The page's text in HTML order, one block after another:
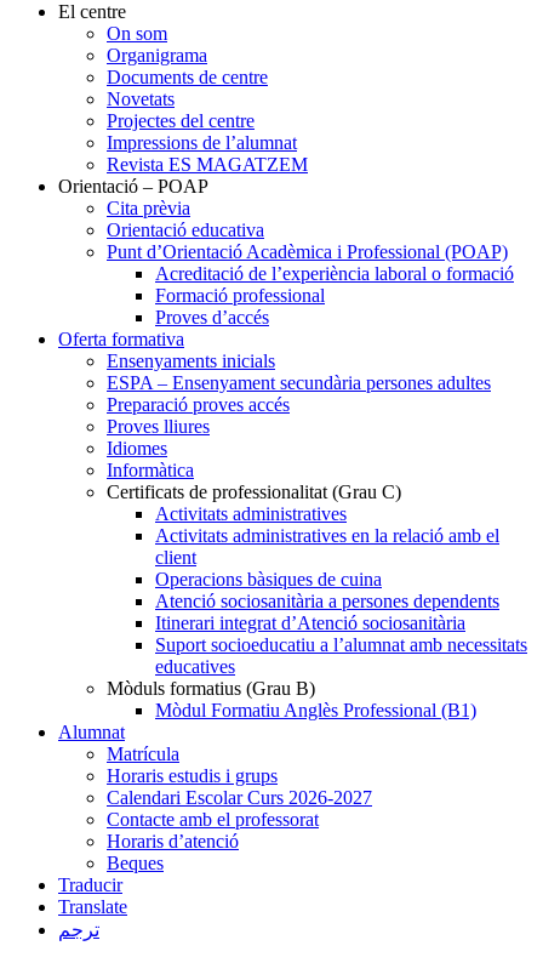
El centre
On som
Organigrama
Documents de centre
Novetats
Projectes del centre
Impressions de l’alumnat
Revista ES MAGATZEM
Orientació – POAP
Cita prèvia
Orientació educativa
Punt d’Orientació Acadèmica i Professional (POAP)
Acreditació de l’experiència laboral o formació
Formació professional
Proves d’accés
Oferta formativa
Ensenyaments inicials
ESPA – Ensenyament secundària persones adultes
Preparació proves accés
Proves lliures
Idiomes
Informàtica
Certificats de professionalitat (Grau C)
Activitats administratives
Activitats administratives en la relació amb el
client
Operacions bàsiques de cuina
Atenció sociosanitària a persones dependents
Itinerari integrat d’Atenció sociosanitària
Suport socioeducatiu a l’alumnat amb necessitats
educatives
Mòduls formatius (Grau B)
Mòdul Formatiu Anglès Professional (B1)
Alumnat
Matrícula
Horaris estudis i grups
Calendari Escolar Curs 2026-2027
Contacte amb el professorat
Horaris d’atenció
Beques
Traducir
Translate
ترجم